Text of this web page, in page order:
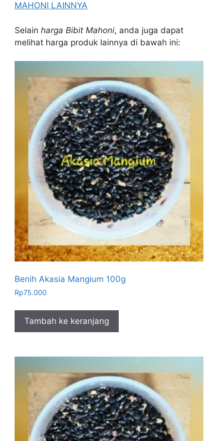
MAHONI LAINNYA
Selain harga Bibit Mahoni, anda juga dapat
melihat harga produk lainnya di bawah ini:
Benih Akasia Mangium 100g
Rp75.000
Tambah ke keranjang